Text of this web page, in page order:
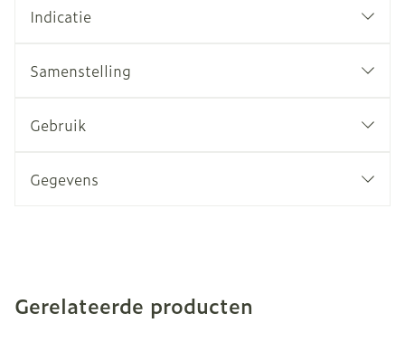
Indicatie
Samenstelling
Gebruik
Gegevens
Gerelateerde producten